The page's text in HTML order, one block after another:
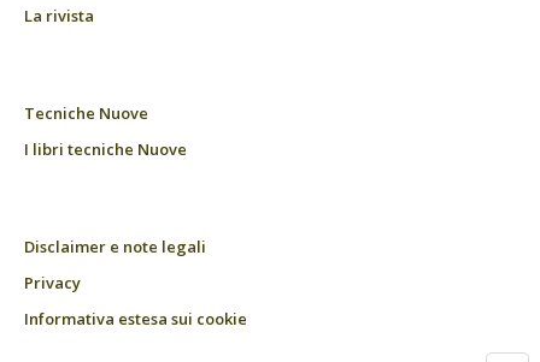
La rivista
Tecniche Nuove
I libri tecniche Nuove
Disclaimer e note legali
Privacy
Informativa estesa sui cookie